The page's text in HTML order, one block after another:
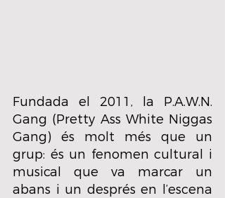
Fundada el 2011, la P.A.W.N.
Gang (Pretty Ass White Niggas
Gang) és molt més que un
grup: és un fenomen cultural i
musical que va marcar un
abans i un després en l’escena